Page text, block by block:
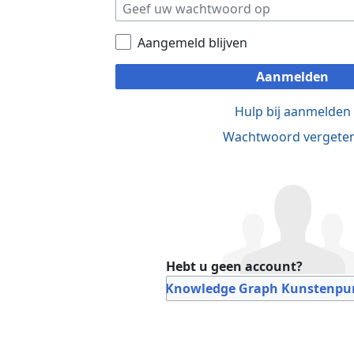
Aangemeld blijven
Aanmelden
Hulp bij aanmelden
Wachtwoord
Hebt u geen account?
Bij Knowledge Graph